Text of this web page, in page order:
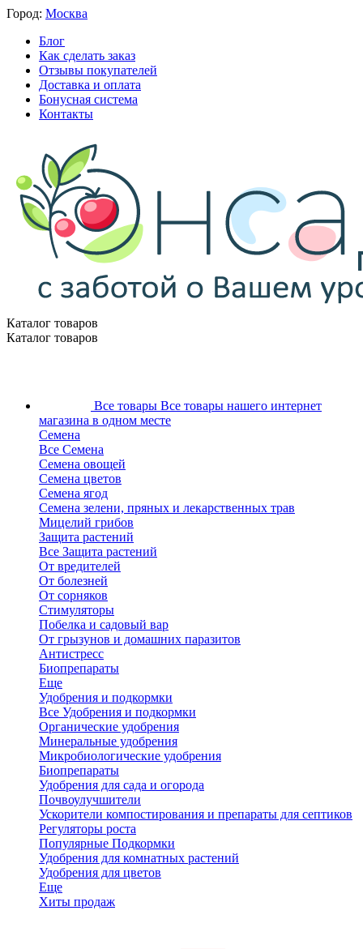
Город: Москва
Блог
Как сделать заказ
Отзывы покупателей
Доставка и оплата
Бонусная система
Контакты
Каталог товаров
Каталог товаров
Все товары Все товары нашего интернет
магазина в одном месте
Семена
Все Семена
Семена овощей
Семена цветов
Семена ягод
Семена зелени, пряных и лекарственных трав
Мицелий грибов
Защита растений
Все Защита растений
От вредителей
От болезней
От сорняков
Стимуляторы
Побелка и садовый вар
От грызунов и домашних паразитов
Антистресс
Биопрепараты
Еще
Удобрения и подкормки
Все Удобрения и подкормки
Органические удобрения
Минеральные удобрения
Микробиологические удобрения
Биопрепараты
Удобрения для сада и огорода
Почвоулучшители
Ускорители компостирования и препараты для септиков
Регуляторы роста
Популярные Подкормки
Удобрения для комнатных растений
Удобрения для цветов
Еще
Хиты продаж